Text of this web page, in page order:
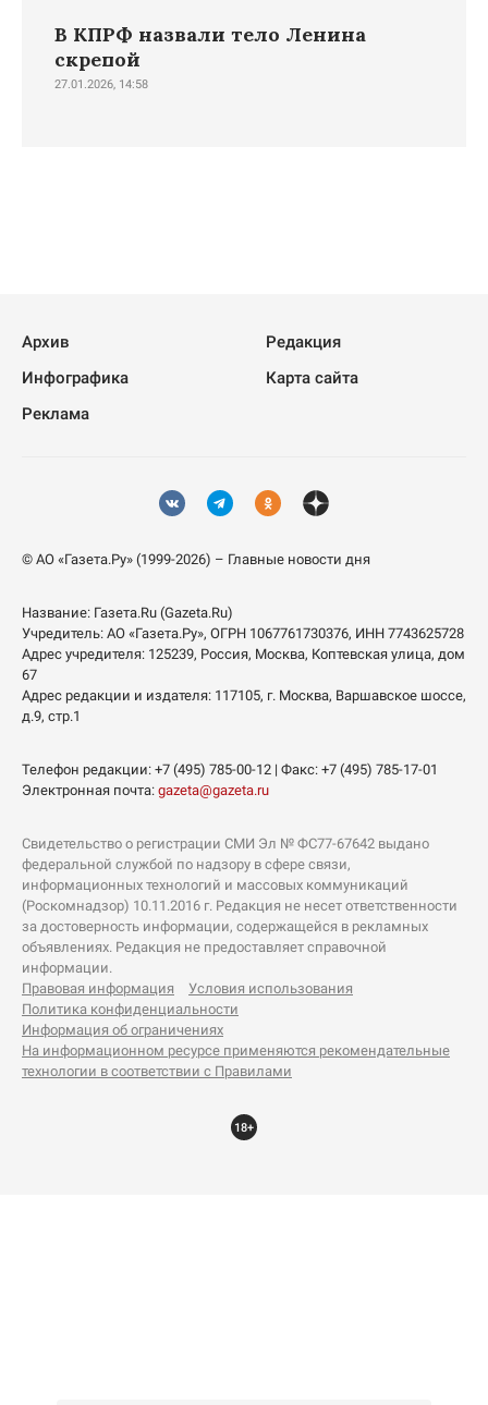
В КПРФ назвали тело Ленина
скрепой
27.01.2026, 14:58
Архив
Редакция
Инфографика
Карта сайта
Реклама
© АО «Газета.Ру» (1999-2026) – Главные новости дня
Название: Газета.Ru (Gazeta.Ru)
Учредитель: АО «Газета.Ру», ОГРН 1067761730376, ИНН 7743625728
Адрес учредителя: 125239, Россия, Москва, Коптевская улица, дом
67
Адрес редакции и издателя: 117105, г. Москва, Варшавское шоссе,
д.9, стр.1
Телефон редакции: +7 (495) 785-00-12 | Факс: +7 (495) 785-17-01
Электронная почта: gazeta@gazeta.ru
Свидетельство о регистрации СМИ Эл № ФС77-67642 выдано
федеральной службой по надзору в сфере связи,
информационных технологий и массовых коммуникаций
(Роскомнадзор) 10.11.2016 г. Редакция не несет ответственности
за достоверность информации, содержащейся в рекламных
объявлениях. Редакция не предоставляет справочной
информации.
Правовая информация
Условия использования
Политика конфиденциальности
Информация об ограничениях
На информационном ресурсе применяются рекомендательные
технологии в соответствии с Правилами
18+